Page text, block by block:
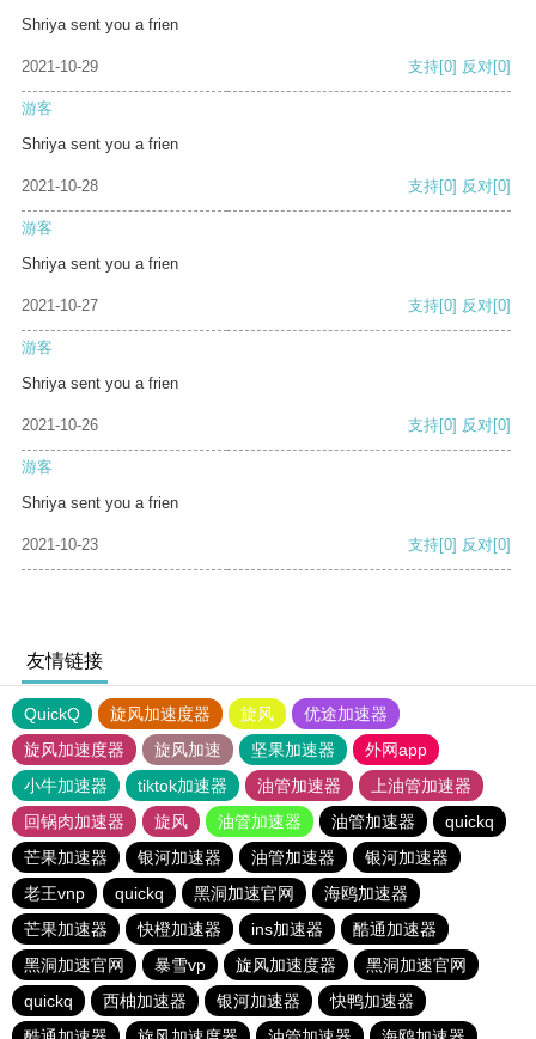
Shriya sent you a frien
2021-10-29 支持[0] 反对[0]
游客
Shriya sent you a frien
2021-10-28 支持[0] 反对[0]
游客
Shriya sent you a frien
2021-10-27 支持[0] 反对[0]
游客
Shriya sent you a frien
2021-10-26 支持[0] 反对[0]
游客
Shriya sent you a frien
2021-10-23 支持[0] 反对[0]
友情链接
QuickQ 旋风加速度器 旋风
优途加速器
旋风加速度器
旋风加速 坚果加速器
外网app
小牛加速器
tiktok加速器 油管加速器
上油管加速器
回锅肉加速器
旋风 油管加速器 油管加速器
quickq
芒果加速器
银河加速器 油管加速器
银河加速器
老王vnp
quickq 黑洞加速官网
海鸥加速器
芒果加速器
快橙加速器 ins加速器
酷通加速器
黑洞加速官网
暴雪vp 旋风加速度器
黑洞加速官网
quickq
西柚加速器 银河加速器
快鸭加速器